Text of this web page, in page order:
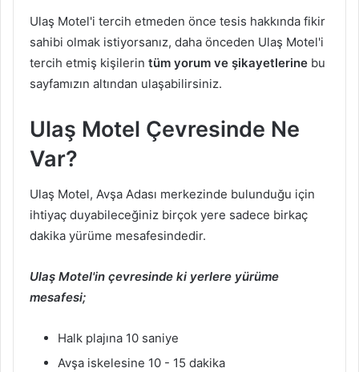
Ulaş Motel'i tercih etmeden önce tesis hakkında fikir
sahibi olmak istiyorsanız, daha önceden Ulaş Motel'i
tercih etmiş kişilerin tüm yorum ve şikayetlerine bu
sayfamızın altından ulaşabilirsiniz.
Ulaş Motel Çevresinde Ne
Var?
Ulaş Motel, Avşa Adası merkezinde bulunduğu için
ihtiyaç duyabileceğiniz birçok yere sadece birkaç
dakika yürüme mesafesindedir.
Ulaş Motel'in çevresinde ki yerlere yürüme
mesafesi;
Halk plajına 10 saniye
Avşa iskelesine 10 - 15 dakika